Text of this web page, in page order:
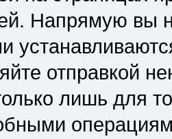
Напрямую вы
отправкой
лишь для